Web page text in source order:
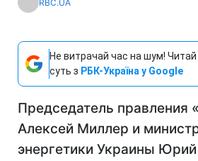
RBC.UA
Не витрачай час на шум! Читай
суть з РБК-Україна у Google
Председатель правления
Алексей Миллер и
энергетики Украины